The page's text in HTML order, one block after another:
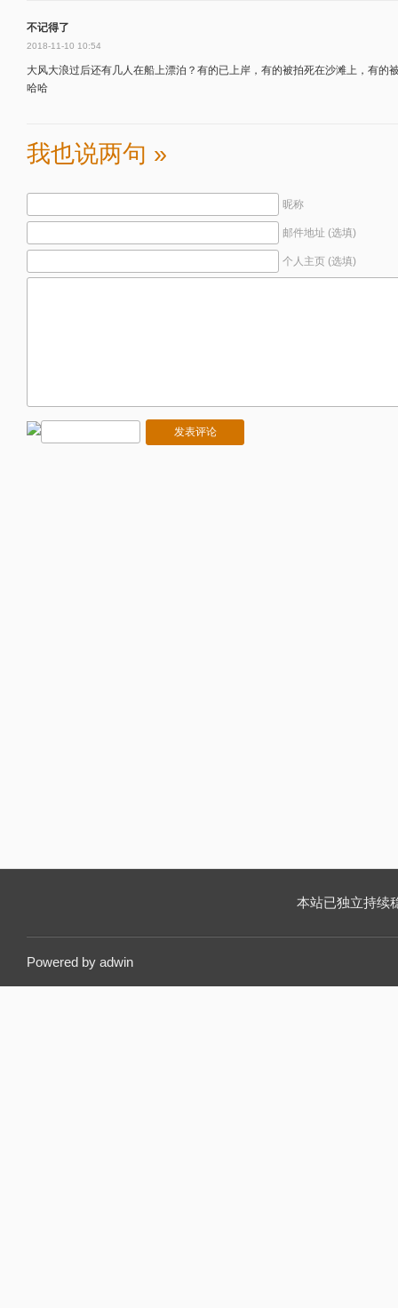
不记得了
2018-11-10 10:54
大风大浪过后还有几人在船上漂泊？有的已上岸，有的被拍死在沙滩上，有的
哈哈
我也说两句 »
昵称
邮件地址 (选填)
个人主页 (选填)
本站已独立持续
Powered by adwin